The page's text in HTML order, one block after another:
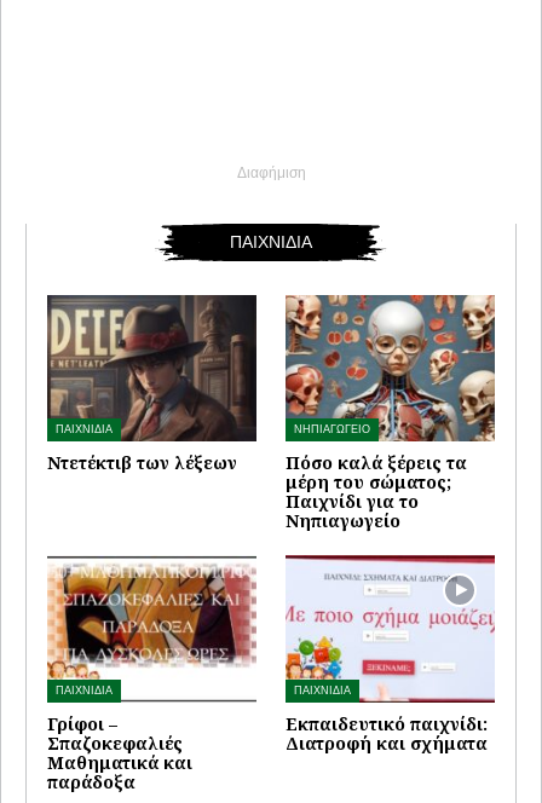
Διαφήμιση
ΠΑΙΧΝΙΔΙΑ
ΠΑΙΧΝΙΔΙΑ
Ντετέκτιβ των λέξεων
ΝΗΠΙΑΓΩΓΕΙΟ
Πόσο καλά ξέρεις τα
μέρη του σώματος;
Παιχνίδι για το
Νηπιαγωγείο
ΠΑΙΧΝΙΔΙΑ
Γρίφοι –
Σπαζοκεφαλιές
Μαθηματικά και
παράδοξα
ΠΑΙΧΝΙΔΙΑ
Εκπαιδευτικό παιχνίδι:
Διατροφή και σχήματα